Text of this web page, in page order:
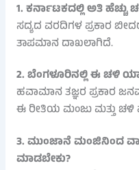
1. ಕರ್ನಾಟಕದಲ್ಲಿ ಅತಿ ಹೆಚ್ಚು
ಸದ್ಯದ ವರದಿಗಳ ಪ್ರಕಾರ
ತಾಪಮಾನ ದಾಖಲಾಗಿದೆ.
2. ಬೆಂಗಳೂರಿನಲ್ಲಿ ಈ ಚಳಿ
ಹವಾಮಾನ ತಜ್ಞರ ಪ್ರಕಾರ
ಈ ರೀತಿಯ ಮಂಜು ಮತ್ತು
3. ಮುಂಜಾನೆ ಮಂಜಿನಿಂದ
ಮಾಡಬೇಕು?